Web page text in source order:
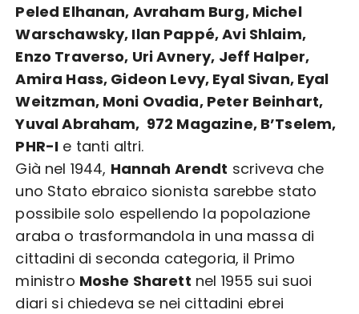
Peled Elhanan, Avraham Burg, Michel
Warschawsky, Ilan Pappé, Avi Shlaim,
Enzo Traverso, Uri Avnery, Jeff Halper,
Amira Hass, Gideon Levy, Eyal Sivan, Eyal
Weitzman, Moni Ovadia, Peter Beinhart,
Yuval Abraham, 972 Magazine, B’Tselem,
PHR-I e tanti altri.
Già nel 1944, Hannah Arendt scriveva che
uno Stato ebraico sionista sarebbe stato
possibile solo espellendo la popolazione
araba o trasformandola in una massa di
cittadini di seconda categoria, il Primo
ministro Moshe Sharett nel 1955 sui suoi
diari si chiedeva se nei cittadini ebrei